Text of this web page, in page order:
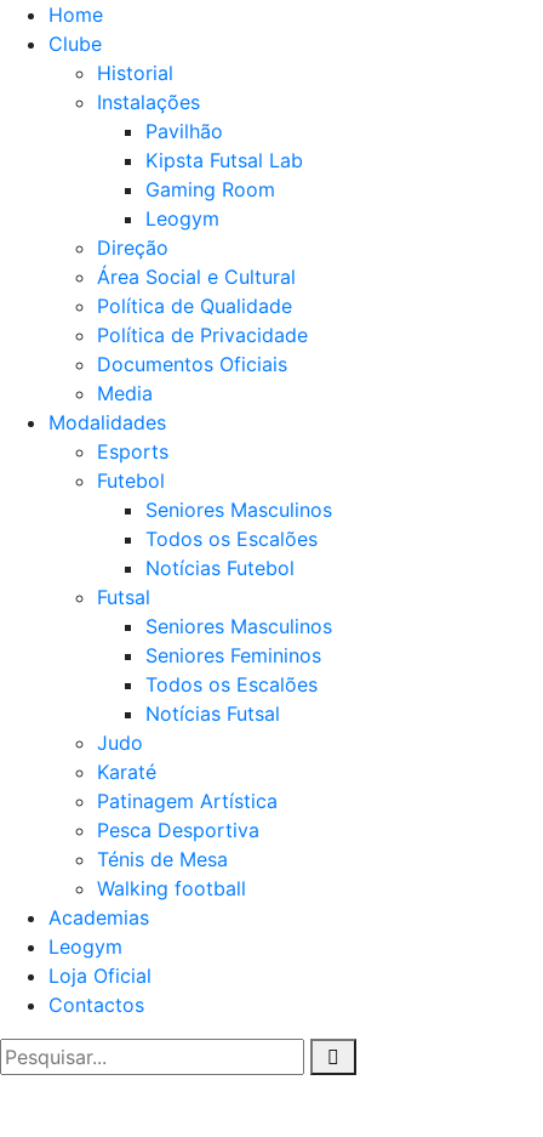
Home
Clube
Historial
Instalações
Pavilhão
Kipsta Futsal Lab
Gaming Room
Leogym
Direção
Área Social e Cultural
Política de Qualidade
Política de Privacidade
Documentos Oficiais
Media
Modalidades
Esports
Futebol
Seniores Masculinos
Todos os Escalões
Notícias Futebol
Futsal
Seniores Masculinos
Seniores Femininos
Todos os Escalões
Notícias Futsal
Judo
Karaté
Patinagem Artística
Pesca Desportiva
Ténis de Mesa
Walking football
Academias
Leogym
Loja Oficial
Contactos